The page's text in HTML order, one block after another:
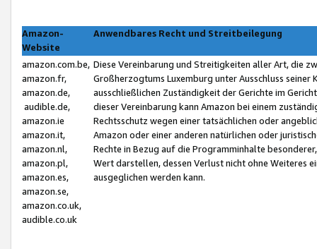
Amazon-
Website
Anwendbares Recht und Streitbeilegung
amazon.com.be,
amazon.fr,
amazon.de,
audible.de,
amazon.ie
amazon.it,
amazon.nl,
amazon.pl,
amazon.es,
amazon.se,
amazon.co.uk,
audible.co.uk
Diese Vereinbarung und Streitigkeiten aller Art, die
Großherzogtums Luxemburg unter Ausschluss
ausschließlichen Zuständigkeit der Gerichte im
dieser Vereinbarung kann Amazon bei einem
Rechtsschutz wegen einer tatsächlichen oder
Amazon oder einer anderen natürlichen oder
Rechte in Bezug auf die Programminhalte
Wert darstellen, dessen Verlust nicht ohne Weiteres
ausgeglichen werden kann.